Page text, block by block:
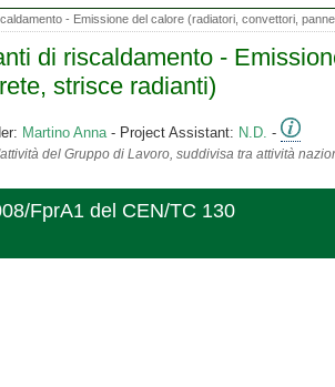
- Emissione del calore (radiatori, convettori,
di riscaldamento -
strisce radianti)
Martino Anna- Project Assistant: N.D. -
del Gruppo di Lavoro, suddivisa tra attività
FprA1 del CEN/TC 130